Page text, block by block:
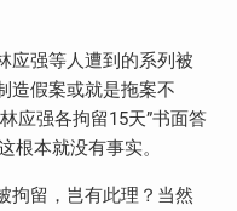
应强等人遭到的系列被
造假案或就是拖案不
应强各拘留15天”书面答
根本就没有事实。
拘留，岂有此理？当然